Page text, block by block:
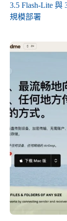
3.5 Flash-Lite 與
規模部署